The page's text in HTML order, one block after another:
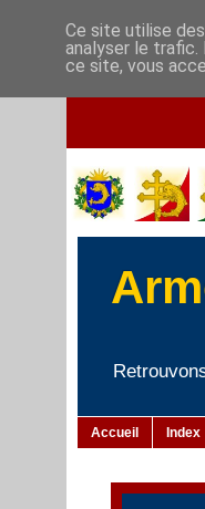
Accueil Index
Ce site utilise
analyser le
ce site, vous